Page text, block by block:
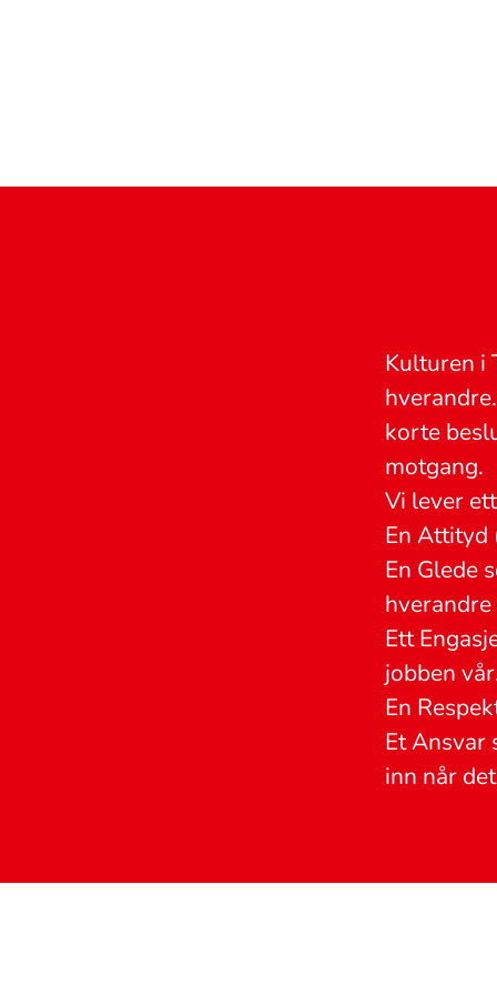
Kulturen i
korte
motgang.
Vi lever
En Attityd
En Glede
hverandre
Ett
jobben
En
Et Ansvar
inn når